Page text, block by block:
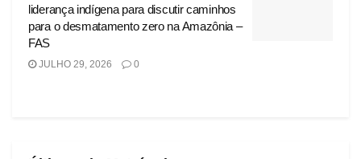
liderança indígena para discutir caminhos
para o desmatamento zero na Amazônia –
FAS
JULHO 29, 2026 0